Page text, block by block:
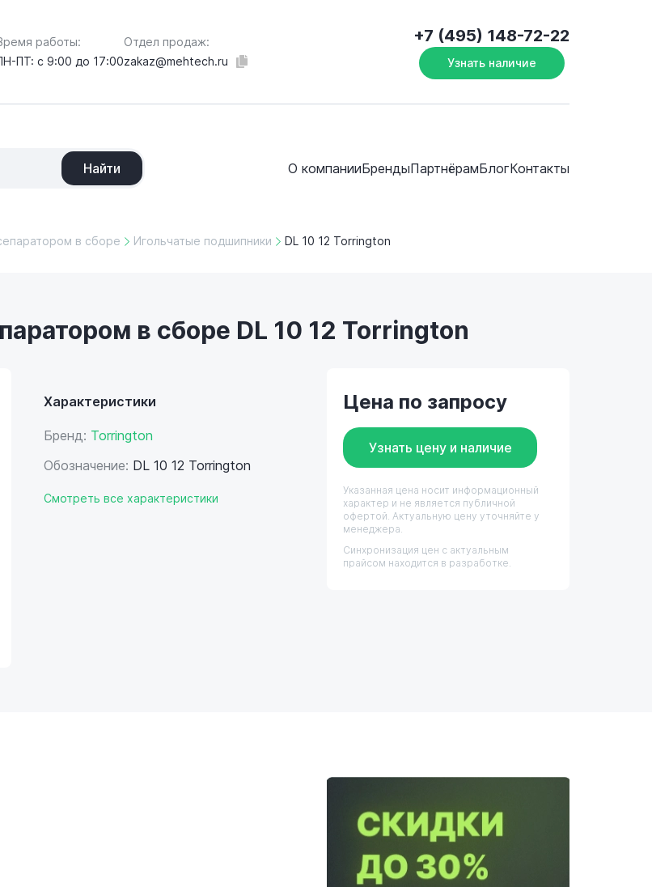
работы:
ПТ: с 9:00 до 17:00
Отдел продаж:
zakaz@mehtech.ru
+7 (495) 148-72-22
Узнать наличие
Найти О компанииБрендыПартнёрамБлогКонтакты
в сборе Игольчатые подшипники DL 10 12 Torrington
в сборе DL 10 12 Torrington
Характеристики
Бренд: Torrington
Обозначение: DL 10 12 Torrington
Смотреть все характеристики
Цена по запросу
Узнать цену и наличие
Указанная цена носит информационный
характер и не является публичной
офертой. Актуальную цену уточняйте у
менеджера.
Синхронизация цен с актуальным
прайсом находится в разработке.